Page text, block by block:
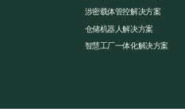
涉密载体管控解决方案
仓储机器人解决方案
智慧工厂一体化解决方案